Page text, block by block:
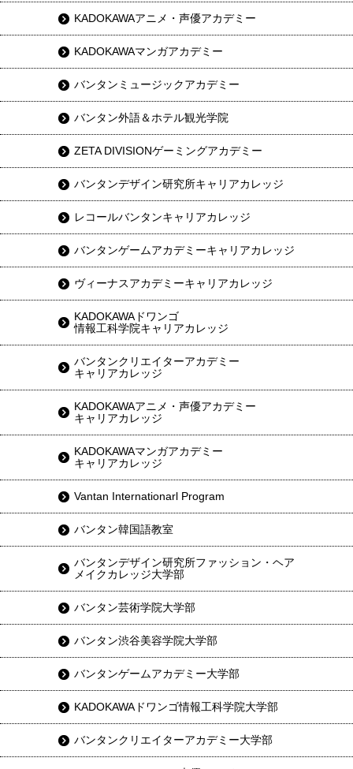
KADOKAWAアニメ・声優アカデミー
KADOKAWAマンガアカデミー
バンタンミュージックアカデミー
バンタン外語＆ホテル観光学院
ZETA DIVISIONゲーミングアカデミー
バンタンデザイン研究所キャリアカレッジ
レコールバンタンキャリアカレッジ
バンタンゲームアカデミーキャリアカレッジ
ヴィーナスアカデミーキャリアカレッジ
KADOKAWAドワンゴ
情報工科学院キャリアカレッジ
バンタンクリエイターアカデミー
キャリアカレッジ
KADOKAWAアニメ・声優アカデミー
キャリアカレッジ
KADOKAWAマンガアカデミー
キャリアカレッジ
Vantan Internationarl Program
バンタン韓国語教室
バンタンデザイン研究所ファッション・ヘア
メイクカレッジ大学部
バンタン芸術学院大学部
バンタン渋谷美容学院大学部
バンタンゲームアカデミー大学部
KADOKAWAドワンゴ情報工科学院大学部
バンタンクリエイターアカデミー大学部